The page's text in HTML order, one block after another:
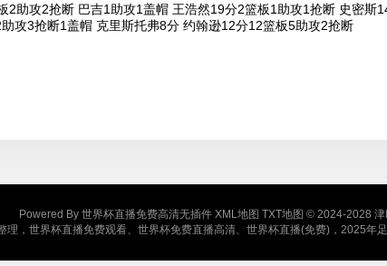
2助攻2抢断 巴吉1助攻1盖帽 王浩然19分2篮板1助攻1抢断 史密斯
攻3抢断1盖帽 克里斯托弗8分 约翰逊12分12篮板5助攻2抢断
Powered By 世界杯直播免费高清无插件 XML地图 TXT地图 © 2024-2028
，世界杯直播免费观看、世界杯免费直播高清、世界杯直播(免费)，2025